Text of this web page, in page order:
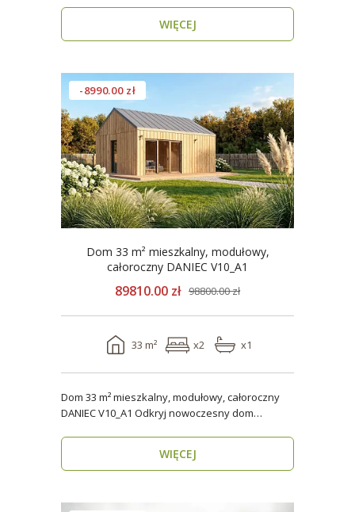
WIĘCEJ
-8990.00 zł
Dom 33 m² mieszkalny, modułowy,
całoroczny DANIEC V10_A1
89810.00 zł 98800.00 zł
33 m² x2 x1
Dom 33 m² mieszkalny, modułowy, całoroczny
DANIEC V10_A1 Odkryj nowoczesny dom
WIĘCEJ